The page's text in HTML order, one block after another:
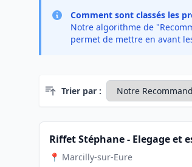
Comment sont classés les
Notre algorithme de
permet de mettre en avant
Trier par :
Riffet Stéphane - Elegage et
📍 Marcilly-sur-Eure